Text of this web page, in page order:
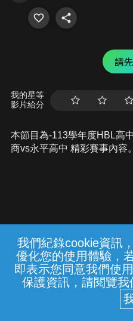
我們紀錄cookie資訊
優化您的使用體驗，
即表示您同意我們使
保護資訊，請閱覽我
請
我的星等
影片給分
本節目為-113學年度HBL高
商vs永平高中 精彩賽事內容。
常見問題 線上客服
中華電信股份有限
(統一編號：